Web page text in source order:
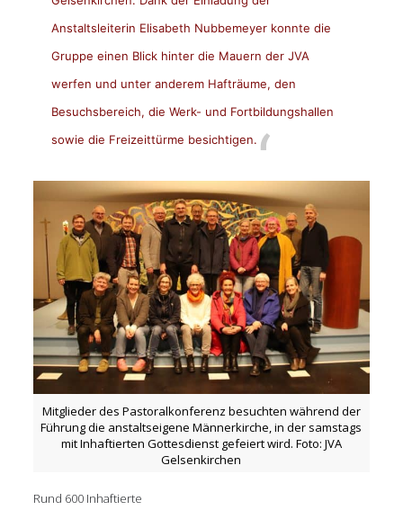
Anstaltsleiterin Elisabeth Nubbemeyer konnte die
Gruppe einen Blick hinter die Mauern der JVA
werfen und unter anderem Hafträume, den
Besuchsbereich, die Werk- und Fortbildungshallen
sowie die Freizeittürme besichtigen.
Mitglieder des Pastoralkonferenz besuchten während der
Führung die anstaltseigene Männerkirche, in der samstags
mit Inhaftierten Gottesdienst gefeiert wird. Foto: JVA
Gelsenkirchen
Rund 600 Inhaftierte